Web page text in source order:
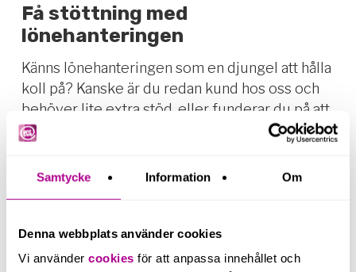
Samtycke Information Om
Denna webbplats använder cookies
Vi använder cookies för att anpassa innehållet och
Få stöttning med
lönehanteringen
Känns lönehanteringen som en djungel att hålla
koll på? Kanske är du redan kund hos oss och
behöver lite extra stöd, eller funderar du på att
ta hjälp med lönearbetet? Oavsett situation,
av dig! Här kan du
läsa mer om våra lönetjänster